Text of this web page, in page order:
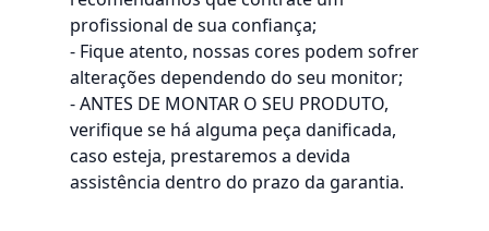
profissional de sua confiança;
- Fique atento, nossas cores podem sofrer
alterações dependendo do seu monitor;
- ANTES DE MONTAR O SEU PRODUTO,
verifique se há alguma peça danificada,
caso esteja, prestaremos a devida
assistência dentro do prazo da garantia.